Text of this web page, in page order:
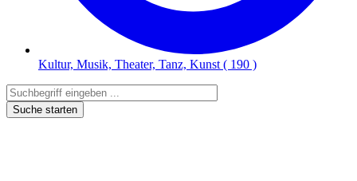
Kultur, Musik, Theater, Tanz, Kunst ( 190 )